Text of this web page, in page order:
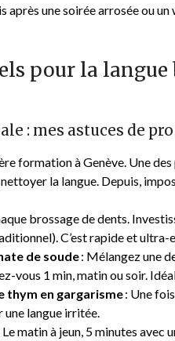
après une soirée arrosée ou
pour la langue
: mes astuces de
formation à Genève. Une des
la langue. Depuis,
brossage de dents.
C’est rapide et ultra-
de soude: Mélangez une
vous 1 min, matin ou soir.
thym en gargarisme: Une
langue irritée.
Le matin à jeun, 5 minutes avec